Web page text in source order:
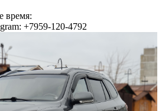
время:
+7959-120-4792